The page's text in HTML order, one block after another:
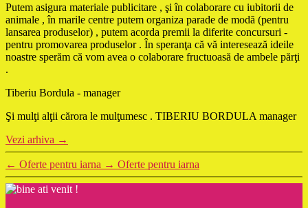
Putem asigura materiale publicitare , şi în colaborare cu iubitorii de
animale , în marile centre putem organiza parade de modă (pentru
lansarea produselor) , putem acorda premii la diferite concursuri -
pentru promovarea produselor . În speranţa că vă interesează ideile
noastre sperăm că vom avea o colaborare fructuoasă de ambele părţi
.
Tiberiu Bordula - manager
Şi mulţi alţii cărora le mulţumesc . TIBERIU BORDULA manager
Vezi arhiva →
← Oferte pentru iarna → Oferte pentru iarna